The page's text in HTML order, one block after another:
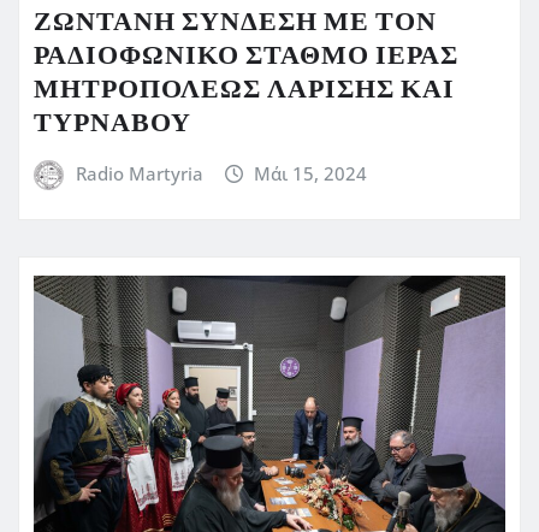
ΖΩΝΤΑΝΗ ΣΥΝΔΕΣΗ ΜΕ ΤΟΝ
ΡΑΔΙΟΦΩΝΙΚΟ ΣΤΑΘΜΟ ΙΕΡΑΣ
ΜΗΤΡΟΠΟΛΕΩΣ ΛΑΡΙΣΗΣ ΚΑΙ
ΤΥΡΝΑΒΟΥ
Radio Martyria Μάι 15, 2024